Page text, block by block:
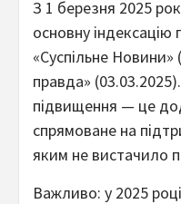
З 1 березня 2025
основну
«Суспільне Новини»
правда»
підвищення — це
спрямоване на
яким не вистачило
Важливо: у 2025